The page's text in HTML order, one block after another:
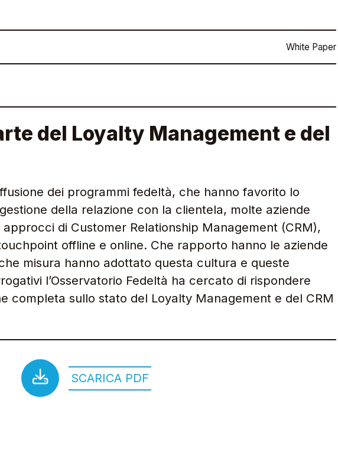
White Paper
del Loyalty Management e del
dei programmi fedeltà, che hanno favorito lo
della relazione con la clientela, molte aziende
di Customer Relationship Management (CRM),
offline e online. Che rapporto hanno le aziende
misura hanno adottato questa cultura e queste
l’Osservatorio Fedeltà ha cercato di rispondere
completa sullo stato del Loyalty Management e del CRM
SCARICA PDF